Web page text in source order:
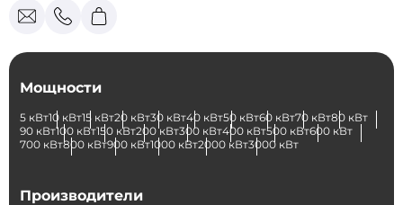
Мощности
5 кВт10 кВт15 кВт20 кВт30 кВт40 кВт50 кВт60 кВт70 кВт80 кВт
90 кВт100 кВт150 кВт200 кВт300 кВт400 кВт500 кВт600 кВт
700 кВт800 кВт900 кВт1000 кВт2000 кВт3000 кВт
Производители